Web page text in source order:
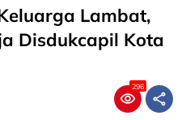
Lambat,
Disdukcapil Kota
296